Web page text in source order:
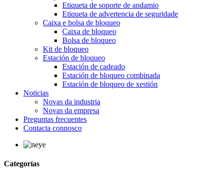
Etiqueta de soporte de andamio
Etiqueta de advertencia de seguridade
Caixa e bolsa de bloqueo
Caixa de bloqueo
Bolsa de bloqueo
Kit de bloqueo
Estación de bloqueo
Estación de cadeado
Estación de bloqueo combinada
Estación de bloqueo de xestión
Noticias
Novas da industria
Novas da empresa
Preguntas frecuentes
Contacta connosco
Categorías